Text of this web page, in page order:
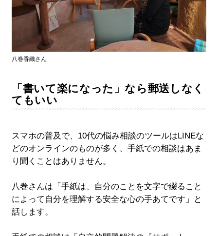
八巻香織さん
「書いて楽になった」なら郵送しなく
てもいい
スマホの普及で、10代の悩み相談のツールはLINEな
どのオンラインのものが多く、手紙での相談はあま
り聞くことはありません。
八巻さんは「手紙は、自分のことを文字で綴ること
によって自分を理解する安全な心の手あてです」と
話します。